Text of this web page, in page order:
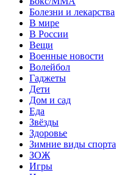
Болезни и лекарства
В мире
В России
Вещи
Военные новости
Волейбол
Гаджеты
Дети
Дом и сад
Еда
Звёзды
Здоровье
Зимние виды спорта
ЗОЖ
Игры